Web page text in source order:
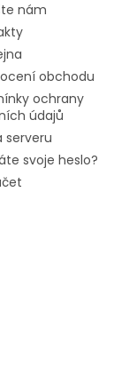
nám
obchodu
ochrany
údajů
serveru
svoje heslo?